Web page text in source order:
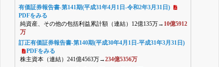
有価証券報告書-第141期(平成31年4月1日-令和2年3月31日)
PDFをみる
純資産、その他の包括利益累計額（連結）12億135万→ 10億5912
万
訂正有価証券報告書-第140期(平成30年4月1日-平成31年3月31日)
PDFをみる
株主資本（連結）241億4563万→234億5356万